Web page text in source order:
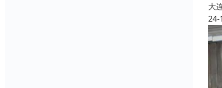
大
24-